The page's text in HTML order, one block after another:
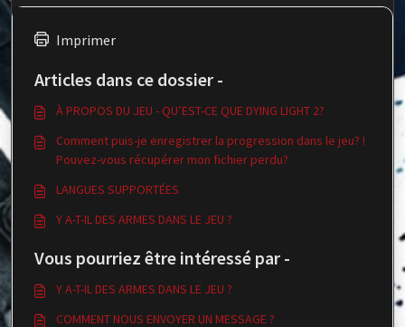
Imprimer
Articles dans ce dossier -
À PROPOS DU JEU - QU’EST-CE QUE DYING LIGHT 2?
Comment puis-je enregistrer la progression dans le jeu? !
Pouvez-vous récupérer mon fichier perdu?
LANGUES SUPPORTÉES
Y A-T-IL DES ARMES DANS LE JEU ?
Vous pourriez être intéressé par -
Y A-T-IL DES ARMES DANS LE JEU ?
COMMENT NOUS ENVOYER UN MESSAGE ?